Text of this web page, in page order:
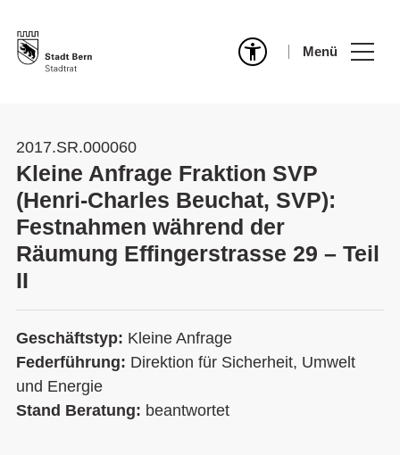
Menü
2017.SR.000060
Kleine Anfrage Fraktion SVP
(Henri-Charles Beuchat, SVP):
Festnahmen während der
Räumung Effingerstrasse 29 – Teil
II
Geschäftstyp: Kleine Anfrage
Federführung: Direktion für Sicherheit, Umwelt
und Energie
Stand Beratung: beantwortet